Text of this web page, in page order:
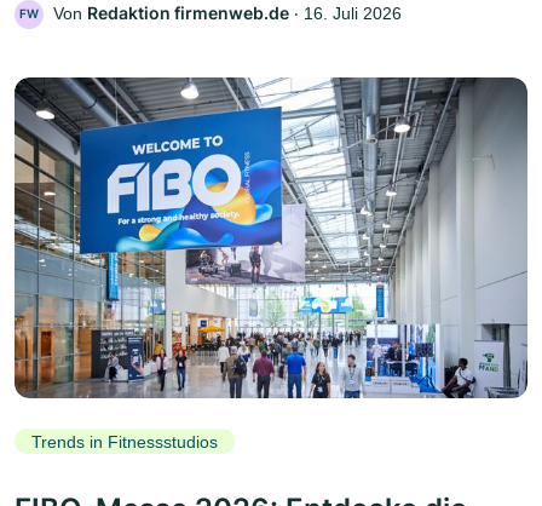
FW Von Redaktion firmenweb.de ‧ 16. Juli 2026
Trends in Fitnessstudios